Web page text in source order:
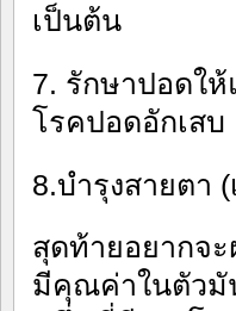
เป็นต้น
7. รักษาปอดใ
โรคปอดอักเสบ
8.บำรุงสายตา
สุดท้ายอยากจ
มีคุณค่าในตัวมั